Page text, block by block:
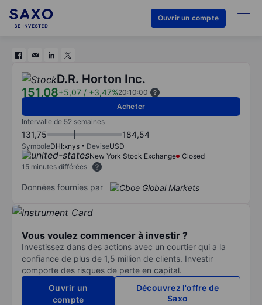
Ouvrir un compte
D.R. Horton Inc.
151,08+5,07 / +3,47%20:10:00
Acheter
Intervalle de 52 semaines
131,75 184,54
SymboleDHI:xnys DeviseUSD
New York Stock Exchange
Closed
15 minutes différées
Données fournies par
Vous voulez commencer à investir ?
Investissez dans des actions avec un courtier qui a la
confiance de plus de 1,5 million de clients. Investir
comporte des risques de perte en capital.
Ouvrir un
compte
Découvrez l'offre de
Saxo